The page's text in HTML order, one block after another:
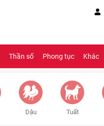
Thần số Phong tục Khác
Dậu Tuất